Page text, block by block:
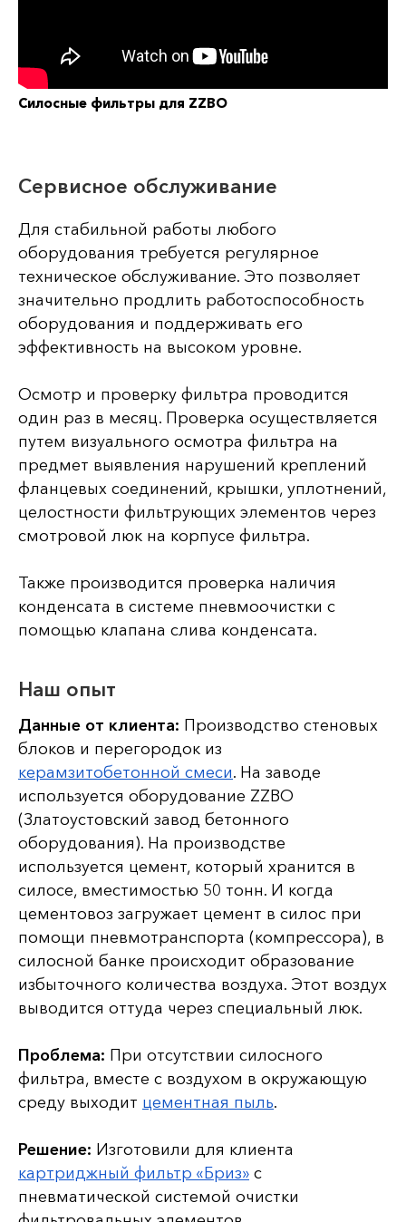
Силосные фильтры для ZZBO
Сервисное обслуживание
Для стабильной работы любого
оборудования требуется регулярное
техническое обслуживание. Это позволяет
значительно продлить работоспособность
оборудования и поддерживать его
эффективность на высоком уровне.
Осмотр и проверку фильтра проводится
один раз в месяц. Проверка осуществляется
путем визуального осмотра фильтра на
предмет выявления нарушений креплений
фланцевых соединений, крышки, уплотнений,
целостности фильтрующих элементов через
смотровой люк на корпусе фильтра.
Также производится проверка наличия
конденсата в системе пневмоочистки с
помощью клапана слива конденсата.
Наш опыт
Данные от клиента: Производство стеновых
блоков и перегородок из
керамзитобетонной смеси. На заводе
используется оборудование ZZBO
(Златоустовский завод бетонного
оборудования). На производстве
используется цемент, который хранится в
силосе, вместимостью 50 тонн. И когда
цементовоз загружает цемент в силос при
помощи пневмотранспорта (компрессора), в
силосной банке происходит образование
избыточного количества воздуха. Этот воздух
выводится оттуда через специальный люк.
Проблема: При отсутствии силосного
фильтра, вместе с воздухом в окружающую
среду выходит цементная пыль.
Решение: Изготовили для клиента
картриджный фильтр «Бриз» с
пневматической системой очистки